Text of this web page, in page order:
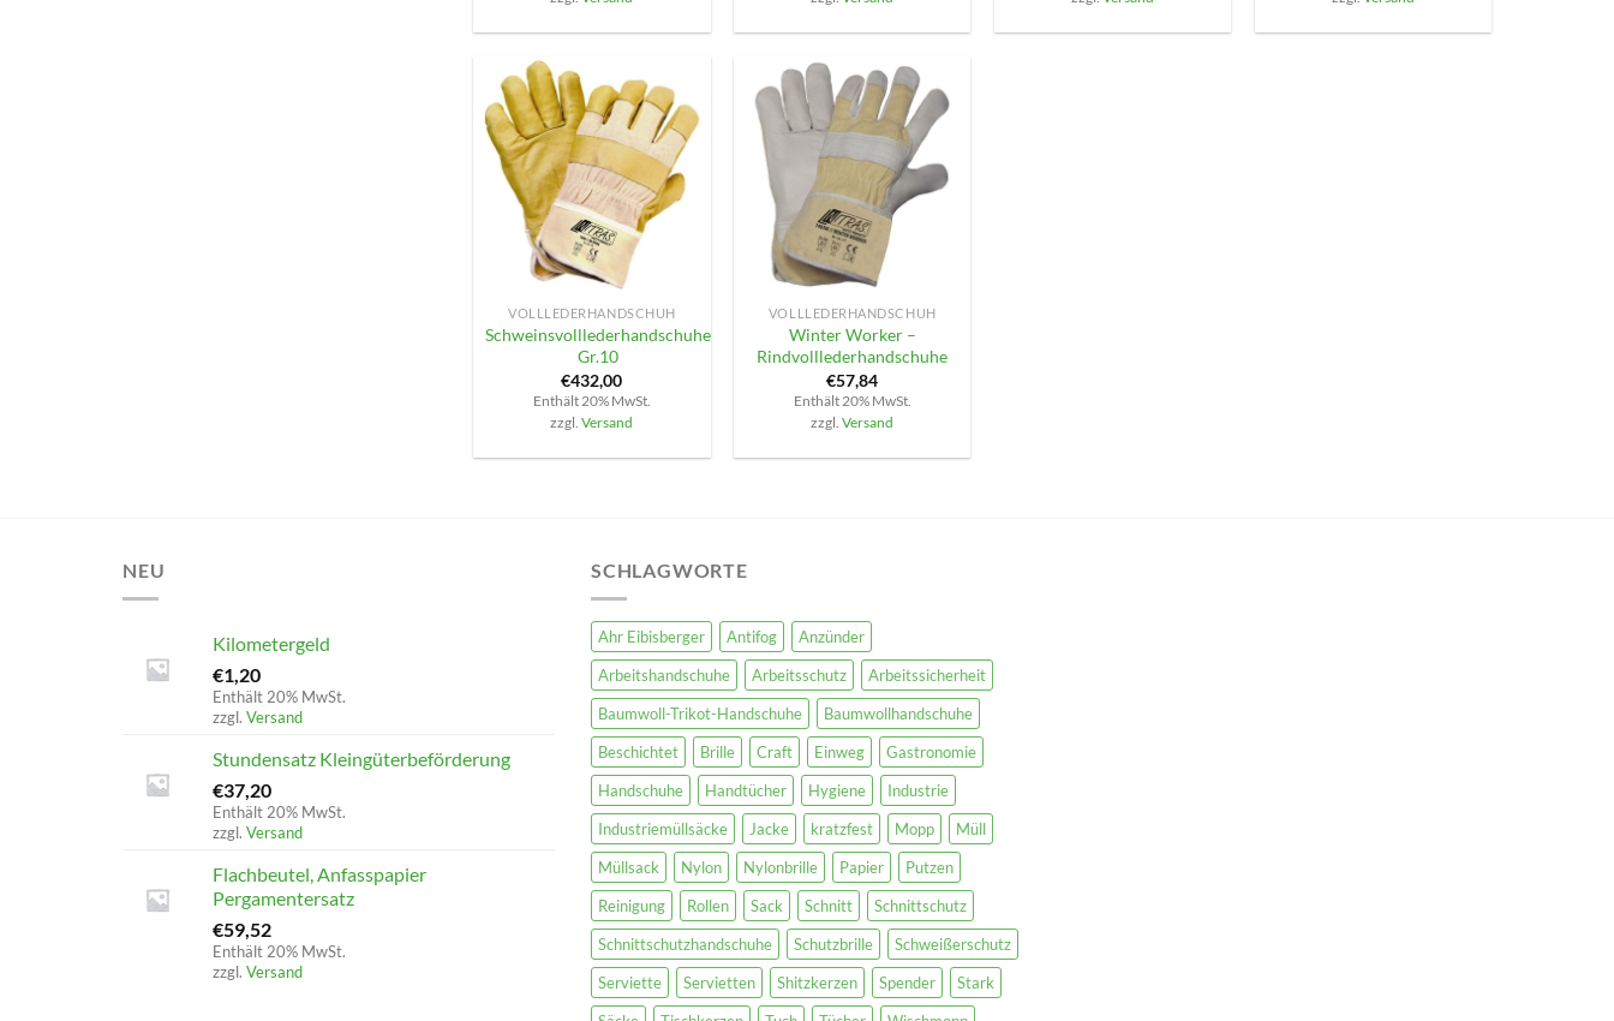
VOLLLEDERHANDSCHUH
Schweinsvolllederhandschuhe
Gr.10
€432,00
Enthält 20% MwSt.
zzgl.Versand
VOLLLEDERHANDSCHUH
Winter Worker –
Rindvolllederhandschuhe
€57,84
Enthält 20% MwSt.
zzgl.Versand
NEU
Kilometergeld
€1,20
Enthält 20% MwSt.
zzgl. Versand
Stundensatz Kleingüterbeförderung
€37,20
Enthält 20% MwSt.
zzgl. Versand
Flachbeutel, Anfasspapier
Pergamentersatz
€59,52
Enthält 20% MwSt.
zzgl. Versand
SCHLAGWORTE
Ahr Eibisberger Antifog
Anzünder
Arbeitshandschuhe
Arbeitsschutz
Arbeitssicherheit
Baumwoll-Trikot-Handschuhe
Baumwollhandschuhe
Beschichtet
Brille Craft Einweg
Gastronomie
Handschuhe
Handtücher Hygiene
Industrie
Industriemüllsäcke
Jacke kratzfest Mopp
Müll
Müllsack
Nylon Nylonbrille Papier
Putzen
Reinigung
Rollen Sack Schnitt
Schnittschutz
Schnittschutzhandschuhe
Schutzbrille
Schweißerschutz
Serviette
Servietten Shitzkerzen Spender
Stark